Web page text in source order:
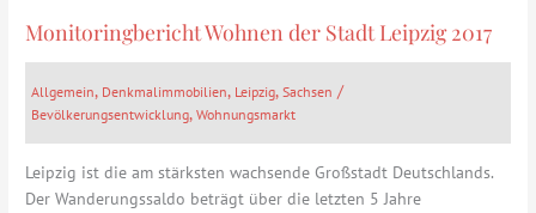
Monitoringbericht Wohnen der Stadt Leipzig 2017
Allgemein, Denkmalimmobilien, Leipzig, Sachsen /
Bevölkerungsentwicklung,Wohnungsmarkt
Leipzig ist die am stärksten wachsende Großstadt Deutschlands.
Der Wanderungssaldo beträgt über die letzten 5 Jahre
Monitoringbericht
der
Stadt
2017